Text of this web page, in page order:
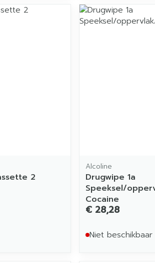
2
Alcoline
Drugwipe 1a
Speeksel/
Cocaine
€ 28,28
Niet beschikbaar